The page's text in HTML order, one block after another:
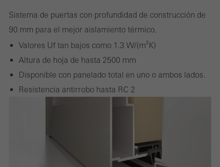
Sistema de puertas con profundidad de construcción de
90 mm para el mejor aislamiento térmico.
Valores Uf tan bajos como 1.3 W/(m²K)
Altura de hoja de hasta 2500 mm
Disponible con panelado total en uno o ambos lados.
Resistencia antirrobo hasta RC 2